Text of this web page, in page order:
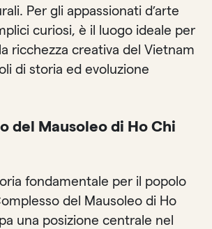
Per gli appassionati d’arte
curiosi, è il luogo ideale per
ricchezza creativa del Vietnam
di storia ed evoluzione
del Mausoleo di Ho Chi
fondamentale per il popolo
del Mausoleo di Ho
una posizione centrale nel